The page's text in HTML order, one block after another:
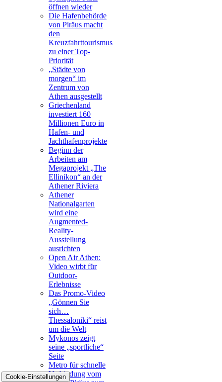
öffnen wieder
Die Hafenbehörde
von Piräus macht
den
Kreuzfahrttourismus
zu einer Top-
Priorität
„Städte von
morgen“ im
Zentrum von
Athen ausgestellt
Griechenland
investiert 160
Millionen Euro in
Hafen- und
Jachthafenprojekte
Beginn der
Arbeiten am
Megaprojekt „The
Ellinikon“ an der
Athener Riviera
Athener
Nationalgarten
wird eine
Augmented-
Reality-
Ausstellung
ausrichten
Open Air Athen:
Video wirbt für
Outdoor-
Erlebnisse
Das Promo-Video
„Gönnen Sie
sich…
Thessaloniki“ reist
um die Welt
Mykonos zeigt
seine „sportliche“
Seite
Metro für schnelle
Verbindung vom
Cookie-Einstellungen